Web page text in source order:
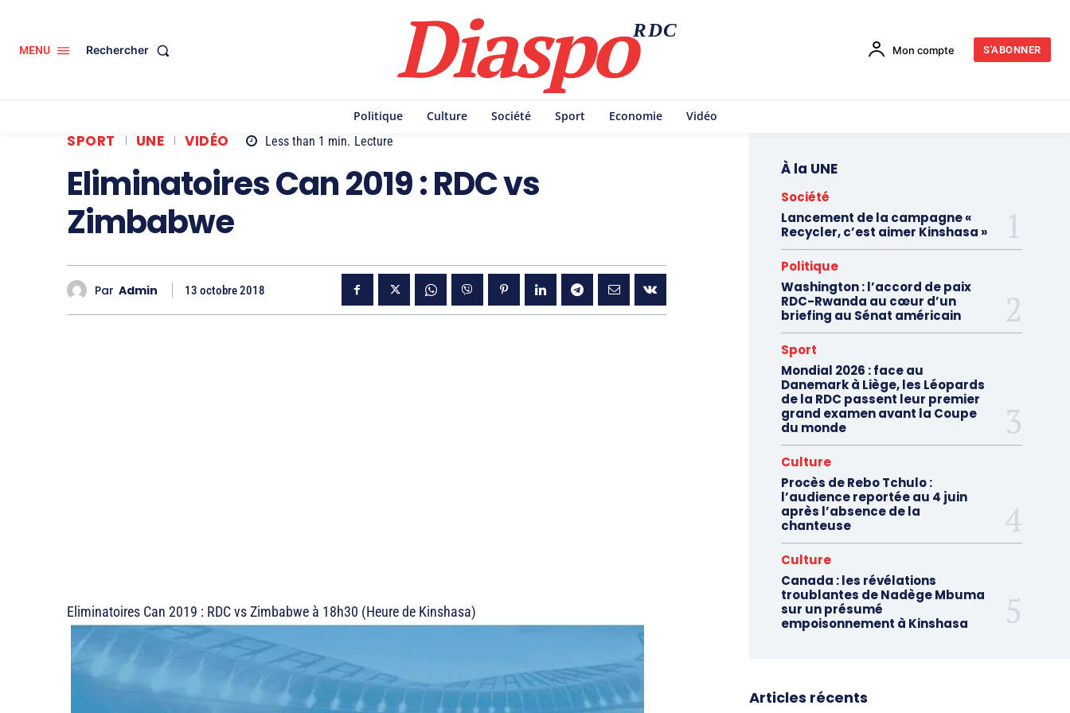
MENU Rechercher DiaspoRDC
Mon compte S'ABONNER
Politique Culture Société Sport Economie Vidéo
SPORT UNE VIDÉO Less than 1 min. Lecture
Eliminatoires Can 2019 : RDC vs
Zimbabwe
Par Admin 13 octobre 2018
Eliminatoires Can 2019 : RDC vs Zimbabwe à 18h30 (Heure de Kinshasa)
À la UNE
Société
Lancement de la campagne «
Recycler, c’est aimer Kinshasa »
Politique
Washington : l’accord de paix
RDC-Rwanda au cœur d’un
briefing au Sénat américain
Sport
Mondial 2026 : face au
Danemark à Liège, les Léopards
de la RDC passent leur premier
grand examen avant la Coupe
du monde
Culture
Procès de Rebo Tchulo :
l’audience reportée au 4 juin
après l’absence de la
chanteuse
Culture
Canada : les révélations
troublantes de Nadège Mbuma
sur un présumé
empoisonnement à Kinshasa
Articles récents